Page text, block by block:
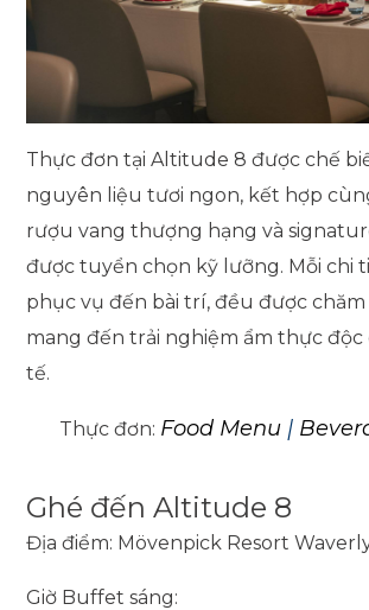
Thực đơn tại Altitude 8 được chế
nguyên liệu tươi ngon, kết hợp
rượu vang thượng hạng và
được tuyển chọn kỹ lưỡng. Mỗi chi
phục vụ đến bài trí, đều được
mang đếntrải nghiệm ẩm thực
tế.
Thực đơn: Food Menu|
Ghé đến Altitude 8
Địa điểm: Mövenpick Resort
Giờ Buffet sáng: